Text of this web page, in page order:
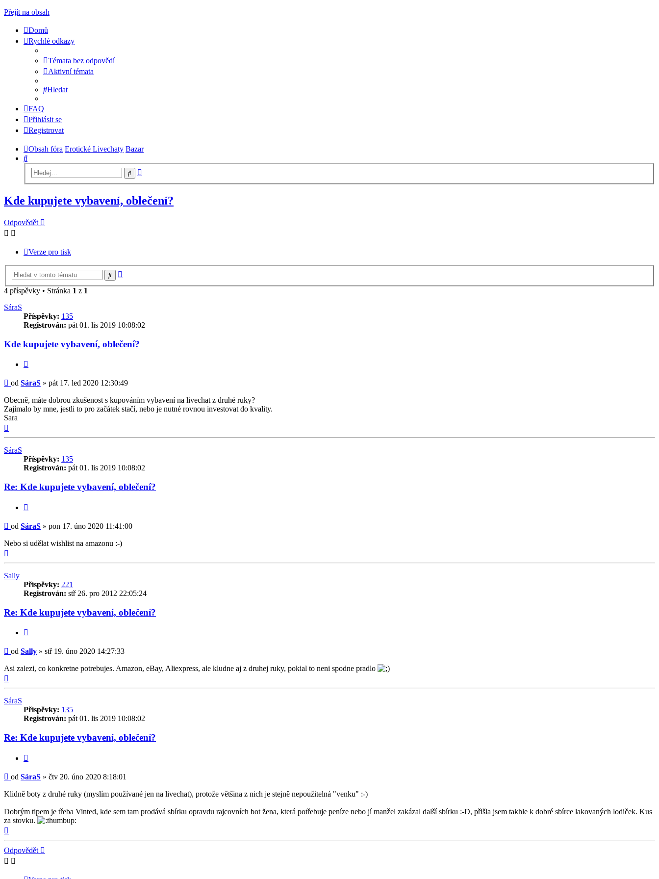
Přejít na obsah
Domů
Rychlé odkazy
Témata bez odpovědí
Aktivní témata
Hledat
FAQ
Přihlásit se
Registrovat
Obsah fóra Erotické Livechaty Bazar
Hledat
Hledat
Kde kupujete vybavení, oblečení?
Odpovědět
Verze pro tisk
Hledat
4 příspěvky • Stránka 1 z 1
SáraS
Příspěvky: 135
Registrován: pát 01. lis 2019 10:08:02
Kde kupujete vybavení, oblečení?
Příspěvek
od SáraS » pát 17. led 2020 12:30:49
Obecně, máte dobrou zkušenost s kupováním vybavení na livechat z druhé ruky?
Zajímalo by mne, jestli to pro začátek stačí, nebo je nutné rovnou investovat do kvality.
Sara
SáraS
Příspěvky: 135
Registrován: pát 01. lis 2019 10:08:02
Re: Kde kupujete vybavení, oblečení?
Příspěvek
od SáraS » pon 17. úno 2020 11:41:00
Nebo si udělat wishlist na amazonu :-)
Sally
Příspěvky: 221
Registrován: stř 26. pro 2012 22:05:24
Re: Kde kupujete vybavení, oblečení?
Příspěvek
od Sally » stř 19. úno 2020 14:27:33
Asi zalezi, co konkretne potrebujes. Amazon, eBay, Aliexpress, ale kludne aj z druhej ruky, pokial to neni spodne pradlo
SáraS
Příspěvky: 135
Registrován: pát 01. lis 2019 10:08:02
Re: Kde kupujete vybavení, oblečení?
Příspěvek
od SáraS » čtv 20. úno 2020 8:18:01
Klidně boty z druhé ruky (myslím používané jen na livechat), protože většina z nich je stejně nepoužitelná "venku" :-)
Dobrým tipem je třeba Vinted, kde sem tam prodává sbírku opravdu rajcovních bot žena, která potřebuje peníze nebo jí manžel zakázal další sbírku :-D, přišla jsem takhle k dobré sbírce lakovaných lodiček. Kus
za stovku.
Odpovědět